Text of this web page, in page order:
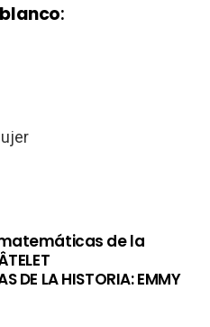
:
de la
DE LA HISTORIA: EMMY